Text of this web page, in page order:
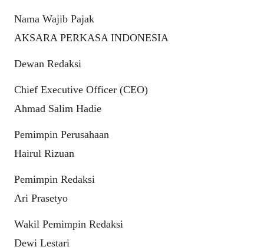
Nama Wajib Pajak
AKSARA PERKASA INDONESIA
Dewan Redaksi
Chief Executive Officer (CEO)
Ahmad Salim Hadie
Pemimpin Perusahaan
Hairul Rizuan
Pemimpin Redaksi
Ari Prasetyo
Wakil Pemimpin Redaksi
Dewi Lestari